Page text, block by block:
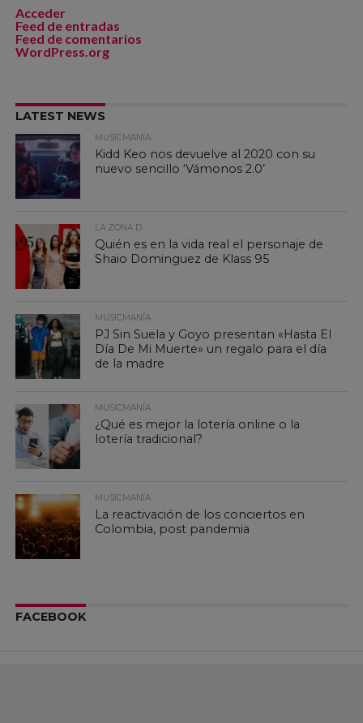
Acceder
Feed de entradas
Feed de comentarios
WordPress.org
LATEST NEWS
MUSICMANÍA
Kidd Keo nos devuelve al 2020 con su
nuevo sencillo ‘Vámonos 2.0’
LA ZONA D
Quién es en la vida real el personaje de
Shaio Dominguez de Klass 95
MUSICMANÍA
PJ Sin Suela y Goyo presentan «Hasta El
Día De Mi Muerte» un regalo para el día
de la madre
MUSICMANÍA
¿Qué es mejor la lotería online o la
lotería tradicional?
MUSICMANÍA
La reactivación de los conciertos en
Colombia, post pandemia
FACEBOOK